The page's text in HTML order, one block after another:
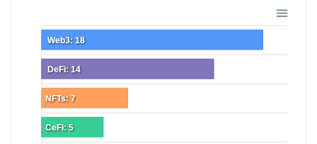
Web3: 18
DeFi: 14
NFTs: 7
CeFi: 5